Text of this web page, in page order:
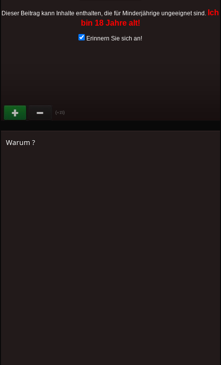
Dieser Beitrag kann Inhalte enthalten, die für Minderjährige ungeeignet sind.
Ich
bin 18 Jahre alt!
Erinnern Sie sich an!
(+15)
Warum ?